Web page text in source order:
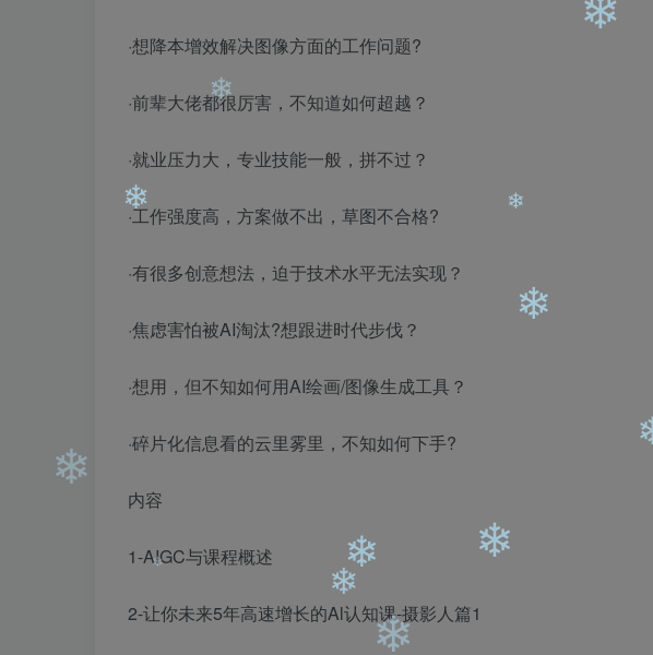
·想降本增效解决图像方面的工作问题?
·前辈大佬都很厉害，不知道如何超越？
·就业压力大，专业技能一般，拼不过？
·工作强度高，方案做不出，草图不合格?
·有很多创意想法，迫于技术水平无法实现？
·焦虑害怕被AI淘汰?想跟进时代步伐？
·想用，但不知如何用AI绘画/图像生成工具？
·碎片化信息看的云里雾里，不知如何下手?
内容
1-AIGC与课程概述
2-让你未来5年高速增长的Al认知课-摄影人篇1
❄
❄
❄
❄
❄